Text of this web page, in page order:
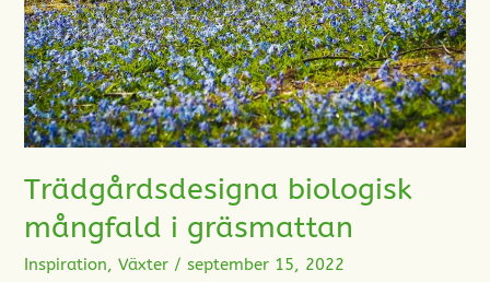
Trädgårdsdesigna biologisk
mångfald i gräsmattan
Inspiration,Växter /september 15, 2022